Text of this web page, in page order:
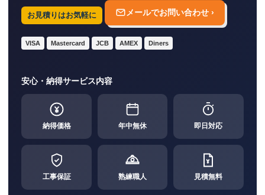
お見積りはお気軽に メールでお問い合わせ ›
VISA Mastercard JCB AMEX Diners
安心・納得サービス内容
納得価格 年中無休 即日対応
工事保証 熟練職人 見積無料